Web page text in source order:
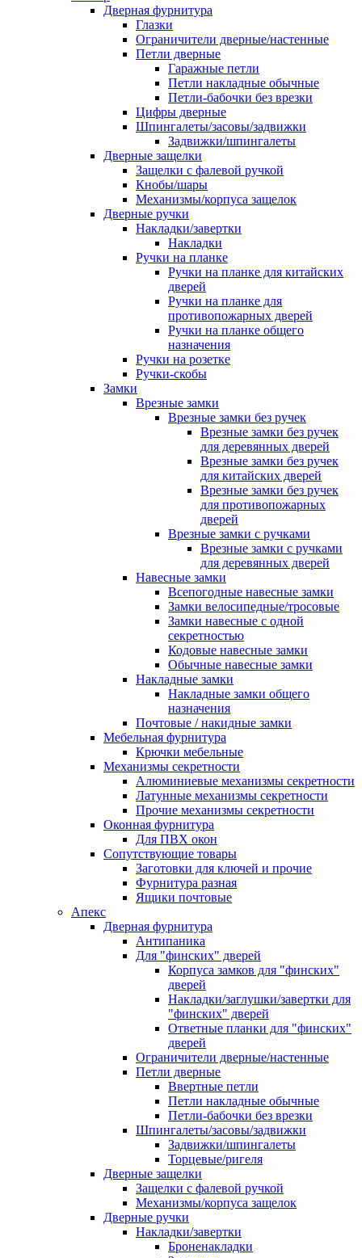
Дверная фурнитура
Глазки
Ограничители дверные/настенные
Петли дверные
Гаражные петли
Петли накладные обычные
Петли-бабочки без врезки
Цифры дверные
Шпингалеты/засовы/задвижки
Задвижки/шпингалеты
Дверные защелки
Защелки с фалевой ручкой
Кнобы/шары
Механизмы/корпуса защелок
Дверные ручки
Накладки/завертки
Накладки
Ручки на планке
Ручки на планке для китайских
дверей
Ручки на планке для
противопожарных дверей
Ручки на планке общего
назначения
Ручки на розетке
Ручки-скобы
Замки
Врезные замки
Врезные замки без ручек
Врезные замки без ручек
для деревянных дверей
Врезные замки без ручек
для китайских дверей
Врезные замки без ручек
для противопожарных
дверей
Врезные замки с ручками
Врезные замки с ручками
для деревянных дверей
Навесные замки
Всепогодные навесные замки
Замки велосипедные/тросовые
Замки навесные с одной
секретностью
Кодовые навесные замки
Обычные навесные замки
Накладные замки
Накладные замки общего
назначения
Почтовые / накидные замки
Мебельная фурнитура
Крючки мебельные
Механизмы секретности
Алюминиевые механизмы секретности
Латунные механизмы секретности
Прочие механизмы секретности
Оконная фурнитура
Для ПВХ окон
Сопутствующие товары
Заготовки для ключей и прочие
Фурнитура разная
Ящики почтовые
Апекс
Дверная фурнитура
Антипаника
Для "финских" дверей
Корпуса замков для "финских"
дверей
Накладки/заглушки/завертки для
"финских" дверей
Ответные планки для "финских"
дверей
Ограничители дверные/настенные
Петли дверные
Ввертные петли
Петли накладные обычные
Петли-бабочки без врезки
Шпингалеты/засовы/задвижки
Задвижки/шпингалеты
Торцевые/ригеля
Дверные защелки
Защелки с фалевой ручкой
Механизмы/корпуса защелок
Дверные ручки
Накладки/завертки
Броненакладки